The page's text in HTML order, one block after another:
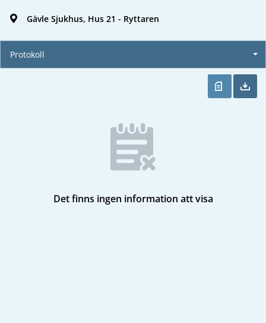
Gävle Sjukhus, Hus 21 - Ryttaren
Protokoll
Det finns ingen information att visa